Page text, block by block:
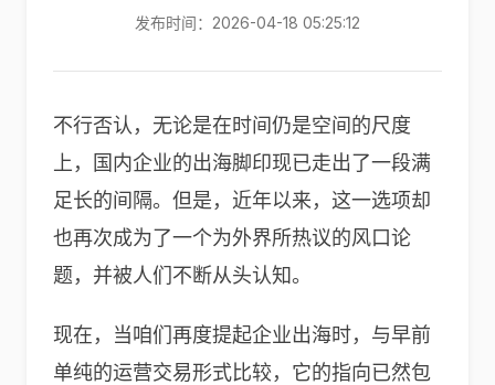
发布时间：2026-04-18 05:25:12
不行否认，无论是在时间仍是空间的尺度
上，国内企业的出海脚印现已走出了一段满
足长的间隔。但是，近年以来，这一选项却
也再次成为了一个为外界所热议的风口论
题，并被人们不断从头认知。
现在，当咱们再度提起企业出海时，与早前
单纯的运营交易形式比较，它的指向已然包